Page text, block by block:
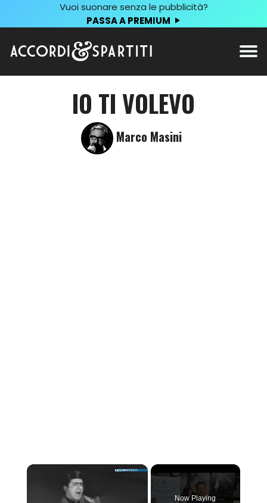
Vuoi suonare senza le pubblicità?
PASSA A PREMIUM
IO TI VOLEVO
Marco Masini
×
Now Playing